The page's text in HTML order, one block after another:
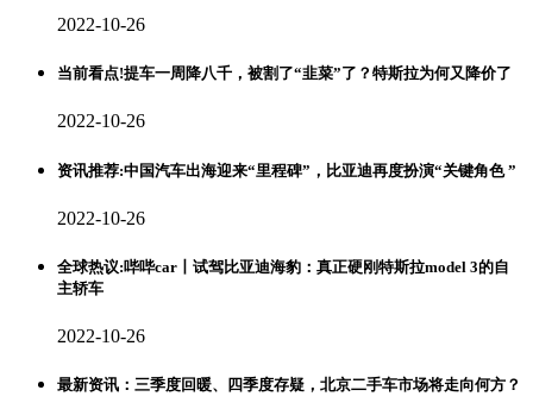
2022-10-26
当前看点!提车一周降八千，被割了“韭菜”了？特斯拉为何又降价了
2022-10-26
资讯推荐:中国汽车出海迎来“里程碑”，比亚迪再度扮演“关键角色 ”
2022-10-26
全球热议:哔哔car丨试驾比亚迪海豹：真正硬刚特斯拉model 3的自
主轿车
2022-10-26
最新资讯：三季度回暖、四季度存疑，北京二手车市场将走向何方？